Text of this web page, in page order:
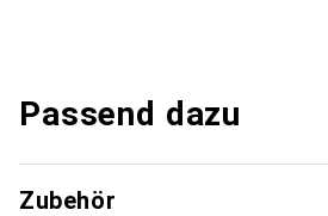
Passend dazu
Zubehör